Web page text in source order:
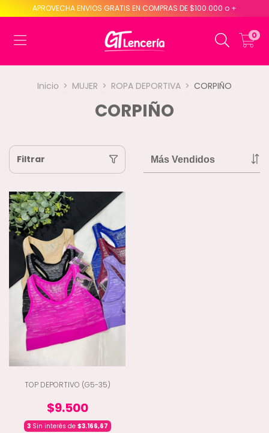
APROVECHA ENVIOS GRATIS EN COMPRAS DE $100.000 o +
0
Inicio > MUJER > ROPA DEPORTIVA > CORPIÑO
CORPIÑO
Filtrar
TOP DEPORTIVO (G5-35)
$9.500
3Sin interés de $3.166,67